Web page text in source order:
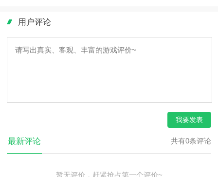
用户评论
我要发表
最新评论 共有0条评论
暂无评价，赶紧抢占第一个评价~